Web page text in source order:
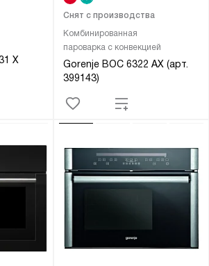
X
Комбинированная
пароварка с конвекцией
Gorenje BOC 6322 AX (арт.
399143)
Снят с производства